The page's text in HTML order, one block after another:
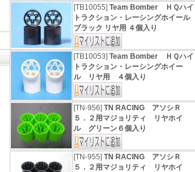
[TB10055] Team Bomber ＨＱハイ
トラクション・レーシングホイール
ブラック リヤ用 ４個入り
[TB10053] Team Bomber ＨＱハイ
トラクション・レーシングホイー
ル リヤ用 ４個入り
[TN-956] TN RACING アソシＲ
５．２用マジョリティ リヤホイ
ル グリーン６個入り
[TN-955] TN RACING アソシＲ
５．２用マジョリティ リヤホイ